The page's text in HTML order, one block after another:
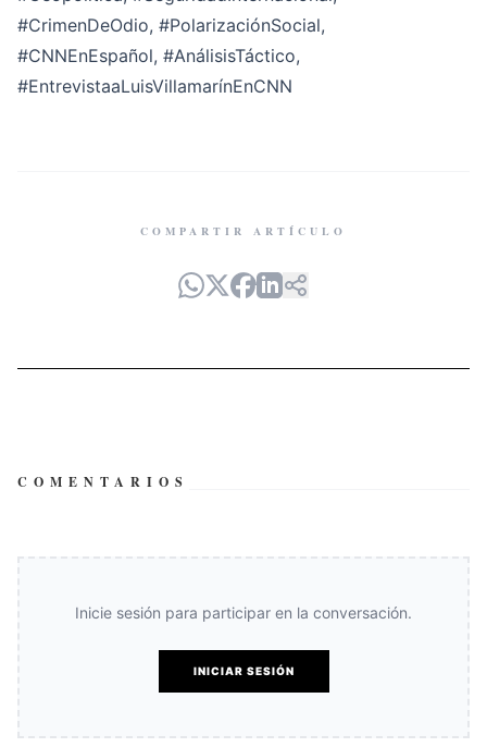
#CrimenDeOdio, #PolarizaciónSocial,
#CNNEnEspañol, #AnálisisTáctico,
#EntrevistaaLuisVillamarínEnCNN
COMPARTIR ARTÍCULO
COMENTARIOS
Inicie sesión para participar en la conversación.
INICIAR SESIÓN